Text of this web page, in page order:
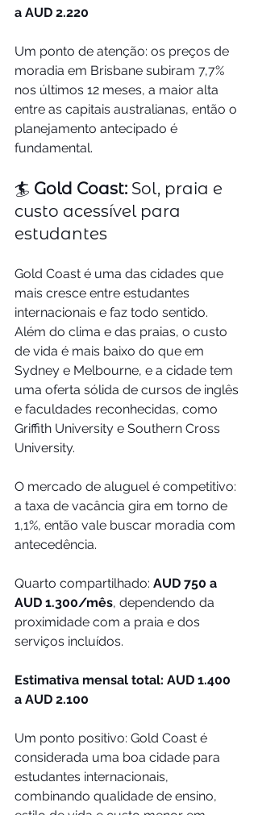
a AUD 2.220
Um ponto de atenção: os preços de
moradia em Brisbane subiram 7,7%
nos últimos 12 meses, a maior alta
entre as capitais australianas, então o
planejamento antecipado é
fundamental.
🏄 Gold Coast: Sol, praia e
custo acessível para
estudantes
Gold Coast é uma das cidades que
mais cresce entre estudantes
internacionais e faz todo sentido.
Além do clima e das praias, o custo
de vida é mais baixo do que em
Sydney e Melbourne, e a cidade tem
uma oferta sólida de cursos de inglês
e faculdades reconhecidas, como
Griffith University e Southern Cross
University.
O mercado de aluguel é competitivo:
a taxa de vacância gira em torno de
1,1%, então vale buscar moradia com
antecedência.
Quarto compartilhado: AUD 750 a
AUD 1.300/mês, dependendo da
proximidade com a praia e dos
serviços incluídos.
Estimativa mensal total: AUD 1.400
a AUD 2.100
Um ponto positivo: Gold Coast é
considerada uma boa cidade para
estudantes internacionais,
combinando qualidade de ensino,